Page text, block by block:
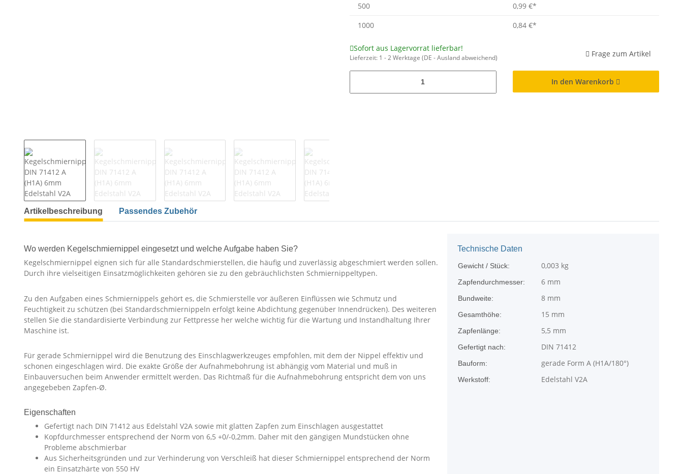
500
0,99 €*
1000
0,84 €*
Sofort aus Lagervorrat lieferbar!
Lieferzeit: 1 - 2 Werktage (DE - Ausland abweichend) Frage zum Artikel
In den Warenkorb
Artikelbeschreibung Passendes Zubehör
Wo werden Kegelschmiernippel eingesetzt und welche Aufgabe haben Sie?
Kegelschmiernippel eignen sich für alle Standardschmierstellen, die häufig und zuverlässig abgeschmiert werden sollen.
Durch ihre vielseitigen Einsatzmöglichkeiten gehören sie zu den gebräuchlichsten Schmiernippeltypen.
Zu den Aufgaben eines Schmiernippels gehört es, die Schmierstelle vor äußeren Einflüssen wie Schmutz und
Feuchtigkeit zu schützen (bei Standardschmiernippeln erfolgt keine Abdichtung gegenüber Innendrücken). Des weiteren
stellen Sie die standardisierte Verbindung zur Fettpresse her welche wichtig für die Wartung und Instandhaltung Ihrer
Maschine ist.
Für gerade Schmiernippel wird die Benutzung des Einschlagwerkzeuges empfohlen, mit dem der Nippel effektiv und
schonen eingeschlagen wird. Die exakte Größe der Aufnahmebohrung ist abhängig vom Material und muß in
Einbauversuchen beim Anwender ermittelt werden. Das Richtmaß für die Aufnahmebohrung entspricht dem von uns
angegebeben Zapfen-Ø.
Eigenschaften
Gefertigt nach DIN 71412 aus Edelstahl V2A sowie mit glatten Zapfen zum Einschlagen ausgestattet
Kopfdurchmesser entsprechend der Norm von 6,5 +0/-0,2mm. Daher mit den gängigen Mundstücken ohne
Probleme abschmierbar
Aus Sicherheitsgründen und zur Verhinderung von Verschleiß hat dieser Schmiernippel entsprechend der Norm
ein Einsatzhärte von 550 HV
Technische Daten
Gewicht / Stück: 0,003 kg
Zapfendurchmesser: 6 mm
Bundweite: 8 mm
Gesamthöhe: 15 mm
Zapfenlänge: 5,5 mm
Gefertigt nach: DIN 71412
Bauform: gerade Form A (H1A/180°)
Werkstoff: Edelstahl V2A